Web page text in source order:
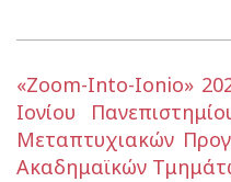
«Zoom-Into-Ionio»
Ιονίου
Μεταπτυχιακών
Ακαδημαϊκών